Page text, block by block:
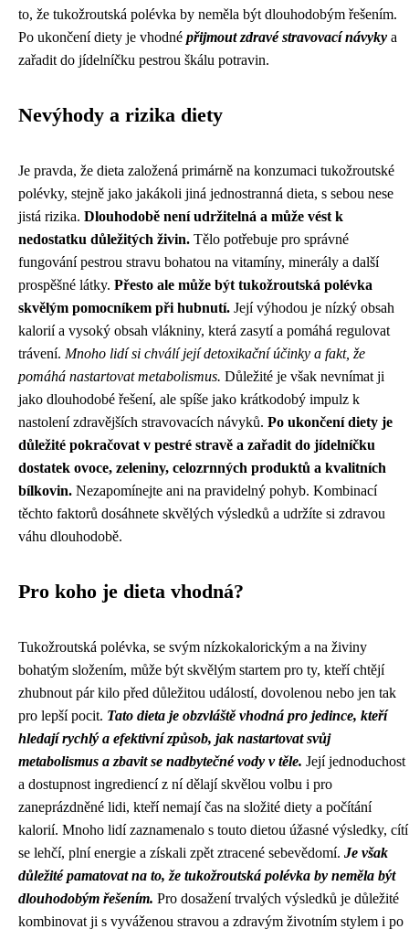
to, že tukožroutská polévka by neměla být dlouhodobým řešením.
Po ukončení diety je vhodné přijmout zdravé stravovací návyky a
zařadit do jídelníčku pestrou škálu potravin.
Nevýhody a rizika diety
Je pravda, že dieta založená primárně na konzumaci tukožroutské
polévky, stejně jako jakákoli jiná jednostranná dieta, s sebou nese
jistá rizika. Dlouhodobě není udržitelná a může vést k
nedostatku důležitých živin. Tělo potřebuje pro správné
fungování pestrou stravu bohatou na vitamíny, minerály a další
prospěšné látky. Přesto ale může být tukožroutská polévka
skvělým pomocníkem při hubnutí. Její výhodou je nízký obsah
kalorií a vysoký obsah vlákniny, která zasytí a pomáhá regulovat
trávení. Mnoho lidí si chválí její detoxikační účinky a fakt, že
pomáhá nastartovat metabolismus. Důležité je však nevnímat ji
jako dlouhodobé řešení, ale spíše jako krátkodobý impulz k
nastolení zdravějších stravovacích návyků. Po ukončení diety je
důležité pokračovat v pestré stravě a zařadit do jídelníčku
dostatek ovoce, zeleniny, celozrnných produktů a kvalitních
bílkovin. Nezapomínejte ani na pravidelný pohyb. Kombinací
těchto faktorů dosáhnete skvělých výsledků a udržíte si zdravou
váhu dlouhodobě.
Pro koho je dieta vhodná?
Tukožroutská polévka, se svým nízkokalorickým a na živiny
bohatým složením, může být skvělým startem pro ty, kteří chtějí
zhubnout pár kilo před důležitou událostí, dovolenou nebo jen tak
pro lepší pocit. Tato dieta je obzvláště vhodná pro jedince, kteří
hledají rychlý a efektivní způsob, jak nastartovat svůj
metabolismus a zbavit se nadbytečné vody v těle. Její jednoduchost
a dostupnost ingrediencí z ní dělají skvělou volbu i pro
zaneprázdněné lidi, kteří nemají čas na složité diety a počítání
kalorií. Mnoho lidí zaznamenalo s touto dietou úžasné výsledky, cítí
se lehčí, plní energie a získali zpět ztracené sebevědomí. Je však
důležité pamatovat na to, že tukožroutská polévka by neměla být
dlouhodobým řešením. Pro dosažení trvalých výsledků je důležité
kombinovat ji s vyváženou stravou a zdravým životním stylem i po